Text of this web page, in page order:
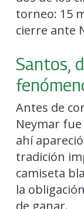
torneo: 15
cierre ante
Santos,
Antes de
Neymar
ahí
tradición
camiseta
la
de ganar.